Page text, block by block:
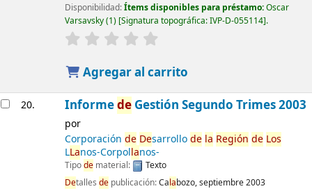
Disponibilidad:Ítems disponibles para préstamo:Oscar
Varsavsky(1) Signatura topográfica:IVP-D-055114 .
Agregar al carrito
20. InformedeGestión Segundo Trimes 2003
por
Corporación de Desarrollode la Región de Los
LLanos-Corpollanos-
Tipodematerial:
Texto
Detalles depublicación:Calabozo, septiembre 2003